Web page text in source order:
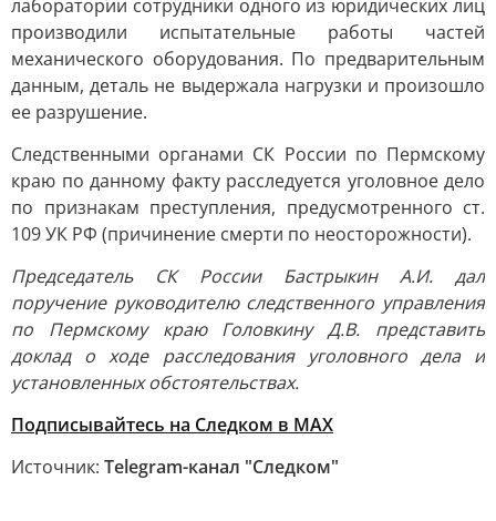
лаборатории сотрудники одного из юридических лиц
производили испытательные работы частей
механического оборудования. По предварительным
данным, деталь не выдержала нагрузки и произошло
ее разрушение.
Следственными органами СК России по Пермскому
краю по данному факту расследуется уголовное дело
по признакам преступления, предусмотренного ст.
109 УК РФ (причинение смерти по неосторожности).
Председатель СК России Бастрыкин А.И. дал
поручение руководителю следственного управления
по Пермскому краю Головкину Д.В. представить
доклад о ходе расследования уголовного дела и
установленных обстоятельствах.
Подписывайтесь на Следком в MAX
Источник: Telegram-канал "Следком"